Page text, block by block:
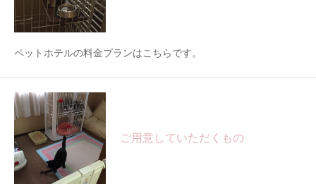
ペットホテルの料金プランはこちらです。
ご用意していただくもの